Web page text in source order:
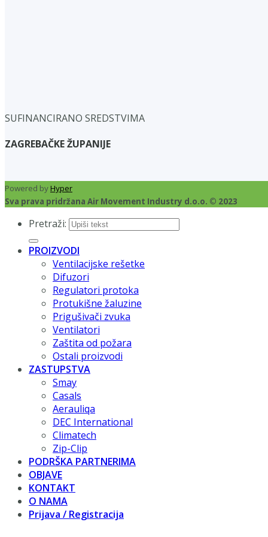
SUFINANCIRANO SREDSTVIMA
ZAGREBAČKE ŽUPANIJE
Powered byHyper
Sva prava pridržana Air Movement Industry d.o.o. © 2023
Pretraži:
PROIZVODI
Ventilacijske rešetke
Difuzori
Regulatori protoka
Protukišne žaluzine
Prigušivači zvuka
Ventilatori
Zaštita od požara
Ostali proizvodi
ZASTUPSTVA
Smay
Casals
Aerauliqa
DEC International
Climatech
Zip-Clip
PODRŠKA PARTNERIMA
OBJAVE
KONTAKT
O NAMA
Prijava / Registracija